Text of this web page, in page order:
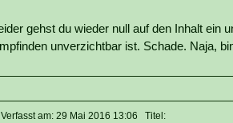
gehst du wieder null auf den Inhalt ein
unverzichtbar ist. Schade. Naja,
Verfasst am: 29 Mai 2016 13:06 Titel: